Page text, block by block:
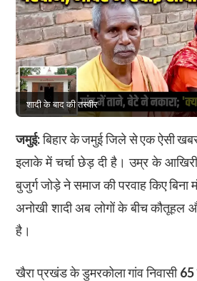
शादी के बाद की तस्वीर
जमुई:बिहार के जमुई जिले से एक ऐसी
इलाके में चर्चा छेड़ दी है। उम्र के
बुजुर्ग जोड़े ने समाज की परवाह किए बिना
अनोखी शादी अब लोगों के बीच कौतूहल
है।
खैरा प्रखंड के डुमरकोला गांव निवासी65